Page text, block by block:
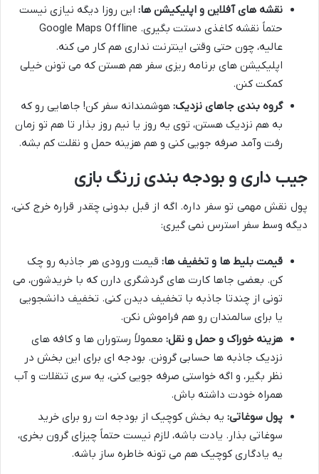
نقشه های آفلاین و اپلیکیشن ها: این روزا دیگه نیازی نیست
حتماً نقشه کاغذی دستت بگیری. Google Maps Offline
عالیه، چون حتی وقتی اینترنت نداری هم کار می کنه.
اپلیکیشن های برنامه ریزی سفر هم هستن که می تونن خیلی
کمکت کنن.
گروه بندی جاهای نزدیک: هوشمندانه سفر کن! جاهایی رو که
به هم نزدیک هستن، توی یه روز یا نیم روز بذار تا هم تو زمان
رفت وآمد صرفه جویی کنی و هم هزینه حمل و نقلت کم بشه.
جیب داری و بودجه بندی زرنگ بازی
پول نقش مهمی تو سفر داره. اگه از قبل بدونی چقدر قراره خرج کنی،
دیگه وسط سفر استرس نمی گیری:
قیمت بلیط ها و تخفیف ها: قیمت ورودی هر جاذبه رو چک
کن. بعضی جاها کارت های گردشگری دارن که با خریدشون، می
تونی از چندتا جاذبه با تخفیف دیدن کنی. تخفیف دانشجویی
یا برای سالمندان رو هم فراموش نکن.
هزینه خوراک و حمل و نقل: معمولاً رستوران ها و کافه های
نزدیک جاذبه ها حسابی گرونن. بودجه ای برای این بخش در
نظر بگیر، و اگه خواستی صرفه جویی کنی، یه سری تنقلات و آب
همراه خودت داشته باش.
پول سوغاتی: یه بخش کوچیک از بودجه ات رو برای خرید
سوغاتی بذار. یادت باشه، لازم نیست حتماً چیزای گرون بخری،
یه یادگاری کوچیک هم می تونه خاطره ساز باشه.